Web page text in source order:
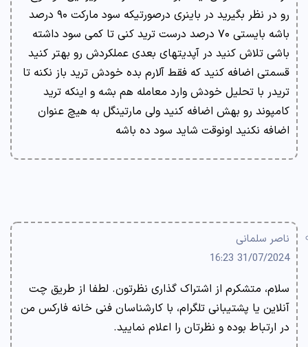
رو در نظر بگیرید در باینری درصورتیکه سود مارکت ۹۰ درصد
باشه بایستی ۷۰ درصد درست ترید کنی تا کمی سود داشته
باشی تلاش کنید در آپدیتهای بعدی عملکردش رو بهتر کنید
قسمتی اضافه کنید که فقط آلارم بده خودش ترید باز نکنه تا
تریدر با تحلیل خودش وارد معامله هم بشه و اینکه ترید
کامپوند رو بهش اضافه کنید ولی مارتینگل به هیچ عنوان
اضافه نکنید اونوقت شاید سود ده باشه
ناصر سلمانی
31/07/2024 16:23
سلام، متشکرم از اشتراک گذاری نظرتون. لطفا از طریق چت
آنلاین یا پشتیبانی تلگرام، با کارشناسان فنی خانه فارکس من
در ارتباط بوده و نظرتان را اعلام نمایید.